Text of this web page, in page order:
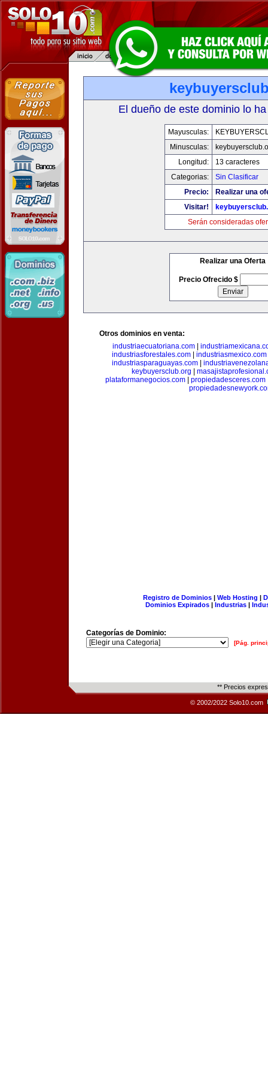
El dueño de este dominio lo
Mayusculas:
Minusculas:
Longitud:
13 caracteres
Categorias:
Sin Clasificar
Precio:
Realizar una
Visitar!
Serán consideradas
Realizar una Oferta
Precio Ofrecido $
Otros dominios en venta:
industriaecuatoriana.com|
industriasforestales.com
industriasmexico.com
industriasparaguayas.com
keybuyersclub.org
plataformanegocios.com
propiedadesceres.com
Registro de Dominios| Web Hosting |
Dominios Expirados | Industrias |
Categorías de Dominio:
[Pág.
** Precios
© 2002/2022 Solo10.com